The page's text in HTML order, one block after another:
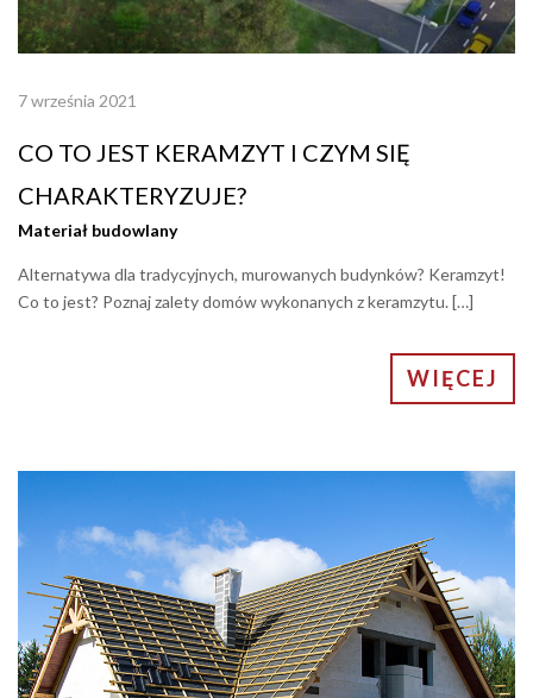
7 września 2021
CO TO JEST KERAMZYT I CZYM SIĘ
CHARAKTERYZUJE?
Materiał budowlany
Alternatywa dla tradycyjnych, murowanych budynków? Keramzyt!
Co to jest? Poznaj zalety domów wykonanych z keramzytu. […]
WIĘCEJ